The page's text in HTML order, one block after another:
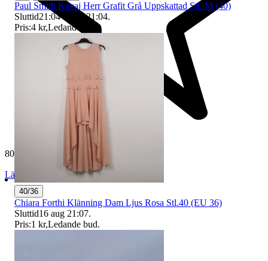
80 789 omdömen
Läs omdömen Följ
Paul Smith Kavaj Herr Grafit Grå Uppskattad Stl. M (40)
Sluttid21:04 9 aug 21:04.
Pris:4 kr,Ledande bud .
40/36
Chiara Forthi Klänning Dam Ljus Rosa Stl.40 (EU 36)
Sluttid16 aug 21:07.
Pris:1 kr,Ledande bud.